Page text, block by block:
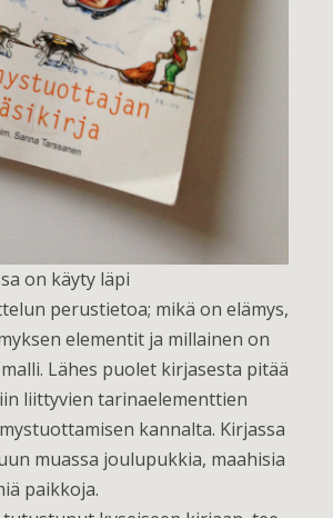
on käyty läpi
perustietoa; mikä on elämys,
elementit ja millainen on
Lähes puolet kirjasesta pitää
liittyvien tarinaelementtien
kannalta. Kirjassa
muassa joulupukkia, maahisia
paikkoja.